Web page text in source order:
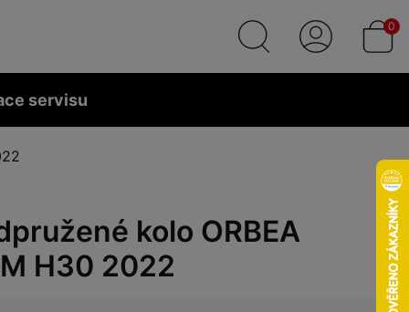
0
servisu
kolo ORBEA
H30 2022